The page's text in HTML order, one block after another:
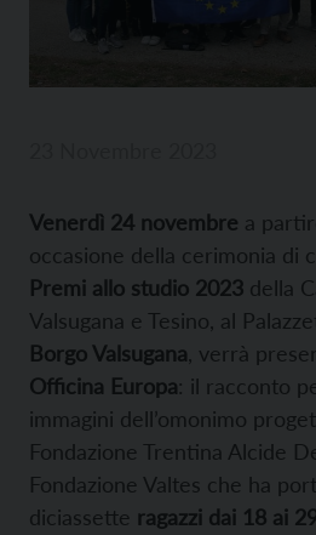
Venerdì 24 novembre a
occasione della cerimonia di
Premi allo studio 2023 della
Valsugana e Tesino, al
Borgo Valsugana , verrà
Officina Europa: il racconto
immagini dell’omonimo
Fondazione Trentina Alcide
Fondazione Valtes che ha
diciassette ragazzi dai 18 ai